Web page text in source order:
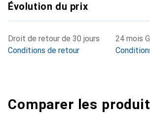
Évolution du prix
Droit de retour de 30 jours
Conditions de retour
24 mois
Comparer les